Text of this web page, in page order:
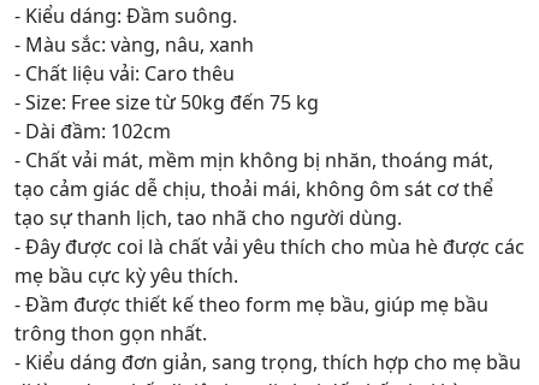
- Kiểu dáng: Đầm suông.
- Màu sắc: vàng, nâu, xanh
- Chất liệu vải: Caro thêu
- Size: Free size từ 50kg đến 75 kg
- Dài đầm: 102cm
- Chất vải mát, mềm mịn không bị nhăn, thoáng mát,
tạo cảm giác dễ chịu, thoải mái, không ôm sát cơ thể
tạo sự thanh lịch, tao nhã cho người dùng.
- Đây được coi là chất vải yêu thích cho mùa hè được các
mẹ bầu cực kỳ yêu thích.
- Đầm được thiết kế theo form mẹ bầu, giúp mẹ bầu
trông thon gọn nhất.
- Kiểu dáng đơn giản, sang trọng, thích hợp cho mẹ bầu